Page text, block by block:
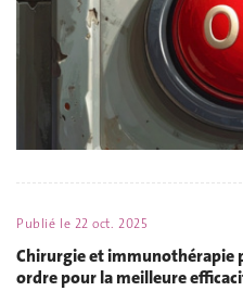
Publié le 22 oct. 2025
Chirurgie et immunothérapie
ordre pour la meilleure